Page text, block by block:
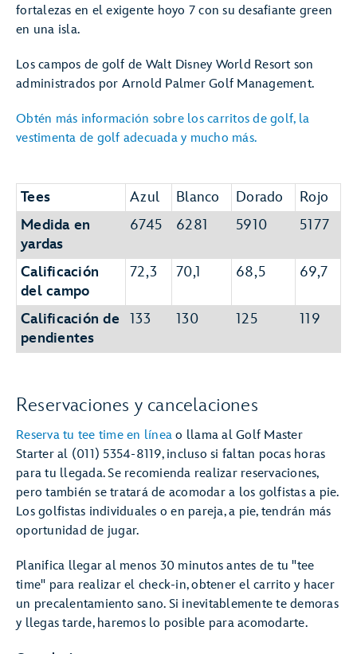
fortalezas en el exigente hoyo 7 con su desafiante green
en una isla.
Los campos de golf de Walt Disney World Resort son
administrados por Arnold Palmer Golf Management.
Obtén más información sobre los carritos de golf, la
vestimenta de golf adecuada y mucho más.
Tees Azul Blanco Dorado
Rojo
Medida en
yardas
6745 6281 5910 5177
Calificación
del campo
72,3 70,1 68,5 69,7
Calificación de
pendientes
133 130 125 119
Reservaciones y cancelaciones
Reserva tu tee time en línea o llama al Golf Master
Starter al (011) 5354-8119, incluso si faltan pocas horas
para tu llegada. Se recomienda realizar reservaciones,
pero también se tratará de acomodar a los golfistas a pie.
Los golfistas individuales o en pareja, a pie, tendrán más
oportunidad de jugar.
Planifica llegar al menos 30 minutos antes de tu "tee
time" para realizar el check-in, obtener el carrito y hacer
un precalentamiento sano. Si inevitablemente te demoras
y llegas tarde, haremos lo posible para acomodarte.